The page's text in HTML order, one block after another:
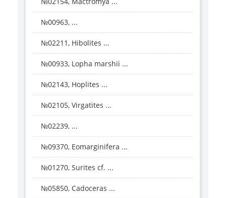
№00963, ...
№02211, Hibolites ...
№00933, Lopha marshii ...
№02143, Hoplites ...
№02105, Virgatites ...
№02239, ...
№09370, Eomarginifera ...
№01270, Surites cf. ...
№05850, Cadoceras ...